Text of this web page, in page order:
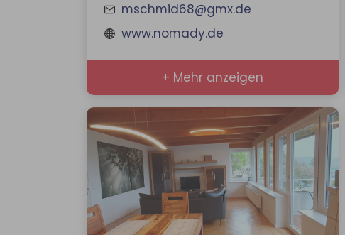
mschmid68@gmx.de
www.nomady.de
+ Mehr anzeigen